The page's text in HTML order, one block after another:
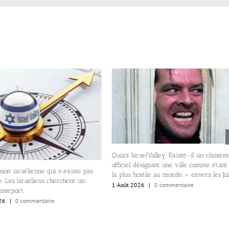
israélienne qui n’existe pas
Les Israéliens cherchent un
| 0 commentaire
Quizz IsraelValley. Existe-il un
officiel désignant une ville comme
la plus hostile au monde » envers les
1 Août 2026 | 0 commentaire